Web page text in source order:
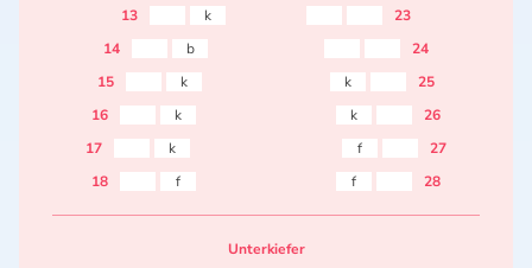
13
k
23
14
b
24
15
k k
25
16
k k
26
17
k f
27
18
f f 28
Unterkiefer